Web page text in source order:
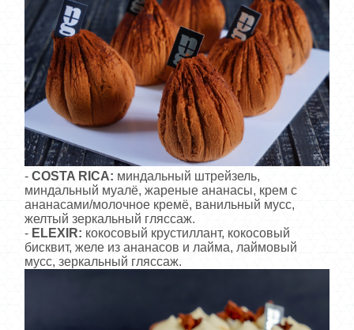
- COSTA RICA: миндальный штрейзель,
миндальный муалё, жареные ананасы, крем с
ананасами/молочное кремё, ванильный мусс,
желтый зеркальный гляссаж.
- ELEXIR: кокосовый крустиллант, кокосовый
бисквит, желе из ананасов и лайма, лаймовый
мусс, зеркальный гляссаж.